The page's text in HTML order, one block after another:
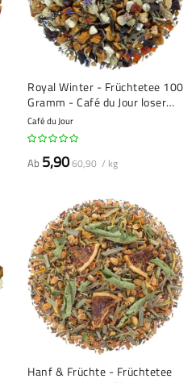
Royal Winter - Früchtetee 100
Gramm - Café du Jour loser
Tee
Café du Jour
Ab 5,9060,90 / kg
Hanf & Früchte - Früchtetee